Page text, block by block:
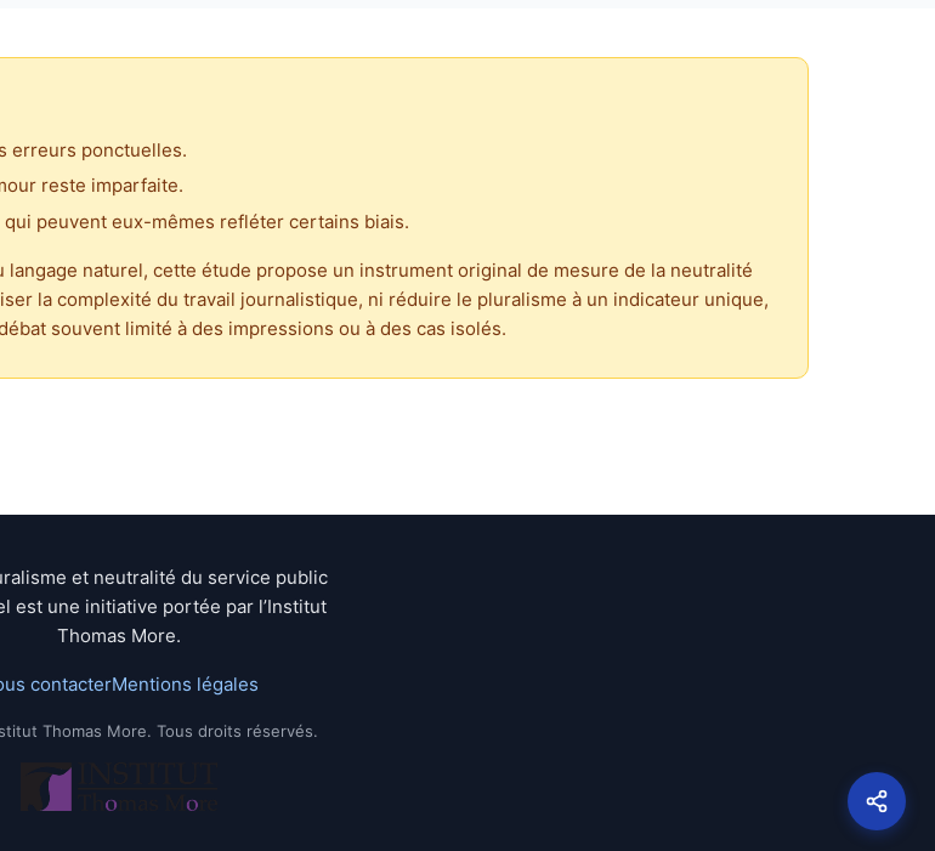
erreurs ponctuelles.
reste imparfaite.
peuvent eux-mêmes refléter certains biais.
naturel, cette étude propose un instrument original de mesure de la neutralité
la complexité du travail journalistique, ni réduire le pluralisme à un indicateur unique,
souvent limité à des impressions ou à des cas isolés.
et neutralité du service public
est une initiative portée par l’Institut
Thomas More.
contacterMentions légales
Thomas More. Tous droits réservés.